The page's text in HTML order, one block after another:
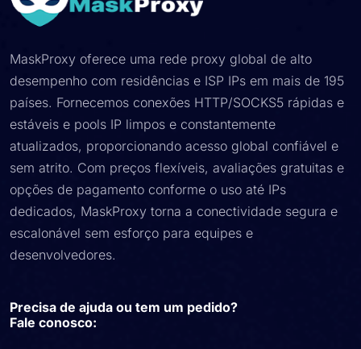
MaskProxy oferece uma rede proxy global de alto
desempenho com residências e ISP IPs em mais de 195
países. Fornecemos conexões HTTP/SOCKS5 rápidas e
estáveis ​​e pools IP limpos e constantemente
atualizados, proporcionando acesso global confiável e
sem atrito. Com preços flexíveis, avaliações gratuitas e
opções de pagamento conforme o uso até IPs
dedicados, MaskProxy torna a conectividade segura e
escalonável sem esforço para equipes e
desenvolvedores.
Precisa de ajuda ou tem um pedido?
Fale conosco: